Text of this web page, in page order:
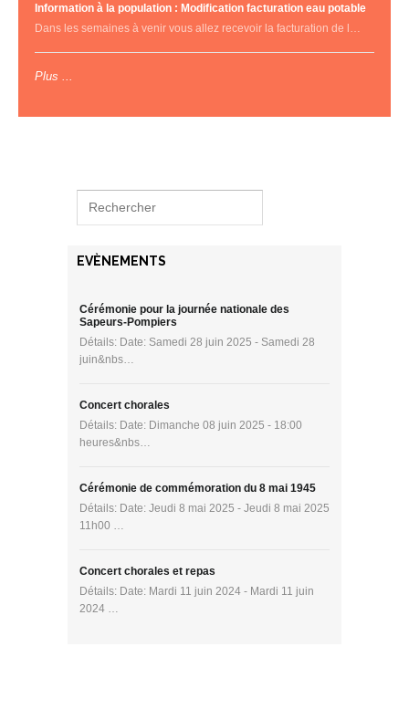
Information à la population : Modification facturation eau potable
Dans les semaines à venir vous allez recevoir la facturation de l…
Plus ...
EVÈNEMENTS
Cérémonie pour la journée nationale des
Sapeurs-Pompiers
Détails: Date: Samedi 28 juin 2025 - Samedi 28
juin&nbs…
Concert chorales
Détails: Date: Dimanche 08 juin 2025 - 18:00
heures&nbs…
Cérémonie de commémoration du 8 mai 1945
Détails: Date: Jeudi 8 mai 2025 - Jeudi 8 mai 2025
11h00 …
Concert chorales et repas
Détails: Date: Mardi 11 juin 2024 - Mardi 11 juin
2024 …